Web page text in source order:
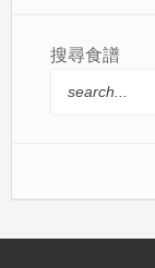
搜尋食譜